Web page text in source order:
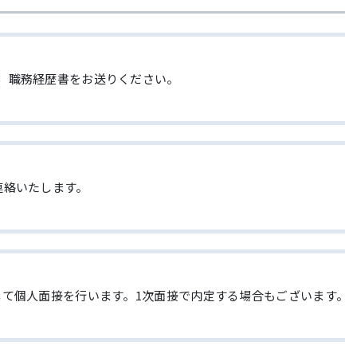
務経歴書をお送りください。
いたします。
個人面接を行います。1次面接で内定する場合もございます